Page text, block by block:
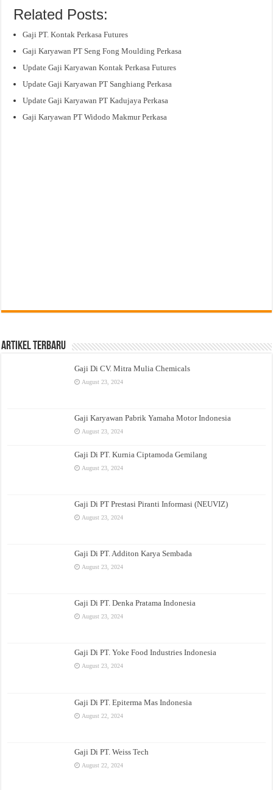
Related Posts:
Gaji PT. Kontak Perkasa Futures
Gaji Karyawan PT Seng Fong Moulding Perkasa
Update Gaji Karyawan Kontak Perkasa Futures
Update Gaji Karyawan PT Sanghiang Perkasa
Update Gaji Karyawan PT Kadujaya Perkasa
Gaji Karyawan PT Widodo Makmur Perkasa
Artikel Terbaru
Gaji Di CV. Mitra Mulia Chemicals
August 23, 2024
Gaji Karyawan Pabrik Yamaha Motor Indonesia
August 23, 2024
Gaji Di PT. Kurnia Ciptamoda Gemilang
August 23, 2024
Gaji Di PT Prestasi Piranti Informasi (NEUVIZ)
August 23, 2024
Gaji Di PT. Additon Karya Sembada
August 23, 2024
Gaji Di PT. Denka Pratama Indonesia
August 23, 2024
Gaji Di PT. Yoke Food Industries Indonesia
August 23, 2024
Gaji Di PT. Epiterma Mas Indonesia
August 22, 2024
Gaji Di PT. Weiss Tech
August 22, 2024